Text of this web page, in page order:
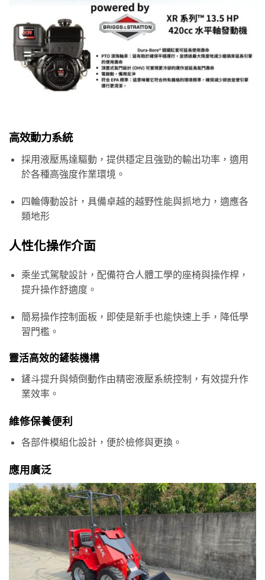
高效動力系統
採用液壓馬達驅動，提供穩定且強勁的輸出功率，適用
於各種高強度作業環境。
四輪傳動設計，具備卓越的越野性能與抓地力，適應各
類地形
人性化操作介面
乘坐式駕駛設計，配備符合人體工學的座椅與操作桿，
提升操作舒適度。
簡易操作控制面板，即使是新手也能快速上手，降低學
習門檻。
靈活高效的鏟裝機構
鏟斗提升與傾倒動作由精密液壓系統控制，有效提升作
業效率。
維修保養便利
各部件模組化設計，便於檢修與更換。
應用廣泛